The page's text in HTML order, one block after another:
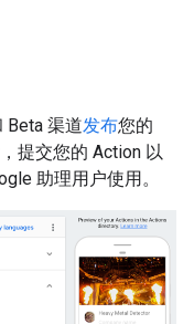
Beta 渠道发布您的
提交您的 Action 以
助理用户使用。